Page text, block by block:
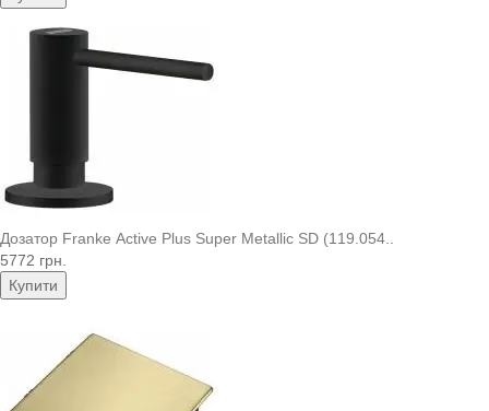
Дозатор Franke Active Plus Super Metallic SD (119.054..
5772 грн.
Купити